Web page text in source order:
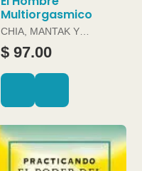
Multiorgasmico
CHIA, MANTAK Y
DOUGLAS ABRAMS
$ 97.00